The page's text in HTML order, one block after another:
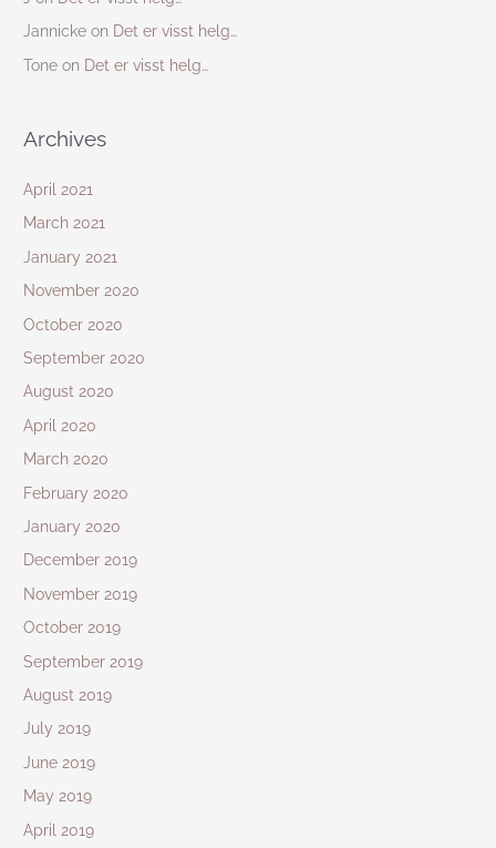
Jannicke on Det er visst helg…
Tone on Det er visst helg…
Archives
April 2021
March 2021
January 2021
November 2020
October 2020
September 2020
August 2020
April 2020
March 2020
February 2020
January 2020
December 2019
November 2019
October 2019
September 2019
August 2019
July 2019
June 2019
May 2019
April 2019